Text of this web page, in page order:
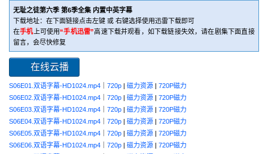
无耻之徒第六季 第6季全集 内置中英字幕
下载地址：在下面链接点击左键 或 右键选择使用迅雷下载即可
在手机上可使用“手机迅雷”高速下载并观看，如下载链接失效，请在剧集下面直接
留言，会尽快修复
在线云播
S06E01.双语字幕-HD1024.mp4 720p | 磁力资源 | 720P磁力
S06E02.双语字幕-HD1024.mp4
720p | 磁力资源 | 720P磁力
S06E03.双语字幕-HD1024.mp4
720p | 磁力资源 | 720P磁力
S06E04.双语字幕-HD1024.mp4
720p | 磁力资源 | 720P磁力
S06E05.双语字幕-HD1024.mp4
720p | 磁力资源 | 720P磁力
S06E06.双语字幕-HD1024.mp4
720p | 磁力资源 | 720P磁力